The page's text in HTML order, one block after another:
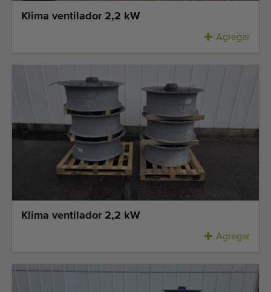
Klima ventilador 2,2 kW
Agregar
Klima ventilador 2,2 kW
Agregar